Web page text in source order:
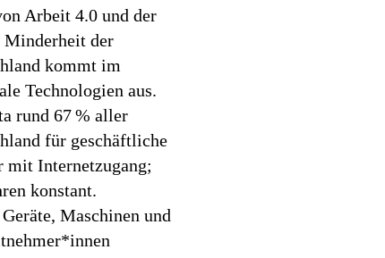
Arbeit 4.0 und der
Minderheit der
kommt im
Technologien aus.
rund 67 % aller
für geschäftliche
mit Internetzugang;
konstant.
Maschinen und